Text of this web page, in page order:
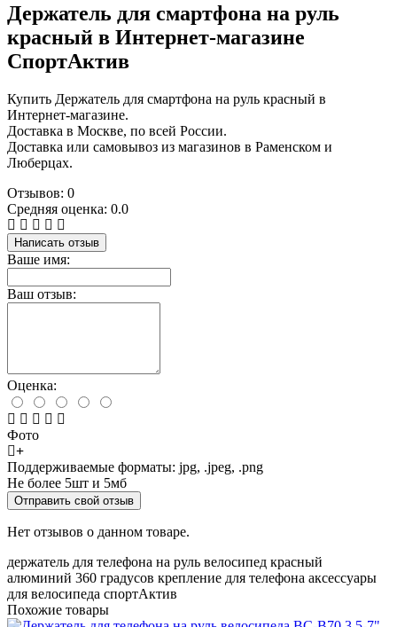
Держатель для смартфона на руль
красный в Интернет-магазине
СпортАктив
Купить Держатель для смартфона на руль красный в
Интернет-магазине.
Доставка в Москве, по всей России.
Доставка или самовывоз из магазинов в Раменском и
Люберцах.
Отзывов: 0
Средняя оценка: 0.0
Написать отзыв
Ваше имя:
Ваш отзыв:
Оценка:
Фото
Поддерживаемые форматы: jpg, .jpeg, .png
Не более 5шт и 5мб
Отправить свой отзыв
Нет отзывов о данном товаре.
держатель для телефона на руль велосипед красный
алюминий 360 градусов крепление для телефона аксессуары
для велосипеда спортАктив
Похожие товары